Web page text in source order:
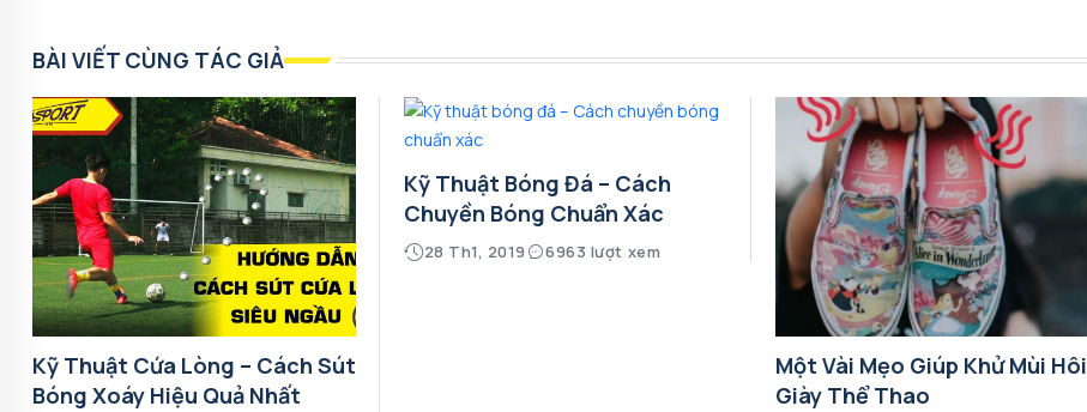
BÀI VIẾT CÙNG TÁC GIẢ
Kỹ Thuật Cứa Lòng – Cách Sút
Bóng Xoáy Hiệu Quả Nhất
Kỹ Thuật Bóng Đá – Cách
Chuyền Bóng Chuẩn Xác
28 Th1, 2019 6963 lượt xem
Một Vài Mẹo Giúp Khử Mùi Hôi
Giày Thể Thao